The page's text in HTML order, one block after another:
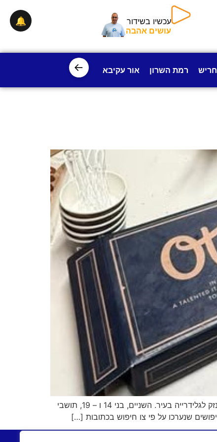
עכשיו בשידור
עושים אהבה
חריש רמת השרון אור עקיבא פרדס חנה
←
המשטרה עיכבה לחקירה שני צעירים, בהם בגיר שהינו בנו של פעיל ליכוד מוכר בהרצליה, בחשד כי היו מעורבים בגרימת נזק לגלידרייה בעיר. השניים, בני 14 ו – 19, תושבי
שנערכו על פי צו חיפוש בכתובות […]
🔔